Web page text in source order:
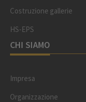
Costruzione gallerie
HS-EPS
CHI SIAMO
Impresa
Organizzazione